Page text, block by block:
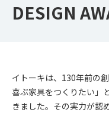
DESIGN
イトーキは、130年前の
喜ぶ家具をつくりたい」
きました。その実力が認